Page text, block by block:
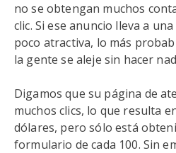
no se obtengan muchos
clic. Si ese anuncio lleva a
poco atractiva, lo más
la gente se aleje sin hacer
Digamos que su página de
muchos clics, lo que resulta
dólares, pero sólo está
formulario de cada 100. Sin